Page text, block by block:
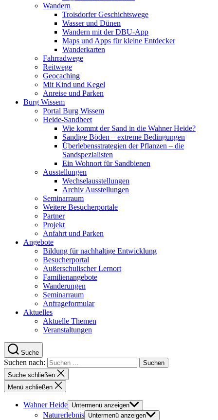
Wandern
Troisdorfer Geschichtswege
Wasser und Dünen
Wandern mit der DBU-App
Maps und Apps für kleine Entdecker
Wanderkarten
Fahrradwege
Reitwege
Geocaching
Mit Kind und Kegel
Anreise und Parken
Burg Wissem
Portal Burg Wissem
Heide-Sandbeet
Wie kommt der Sand in die Wahner Heide?
Sandige Böden – extreme Bedingungen
Überlebensstrategien der Pflanzen – die
Sandspezialisten
Ein Wohnort für Sandbienen
Ausstellungen
Wechselausstellungen
Archiv Ausstellungen
Seminarraum
Weitere Besucherportale
Partner
Projekt
Anfahrt und Parken
Angebote
Bildung für nachhaltige Entwicklung
Besucherportal
Außerschulischer Lernort
Familienangebote
Wanderungen
Seminarraum
Anfrageformular
Aktuelles
Aktuelle Themen
Veranstaltungen
Suche
Suchen nach:
Suche schließen
Menü schließen
Wahner Heide Untermenü anzeigen
Naturerlebnis Untermenü anzeigen